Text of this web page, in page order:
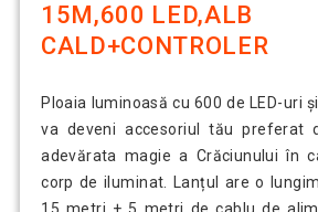
15M,600 LED,ALB
CALD+CONTROLER
Ploaia luminoasă cu 600 de LED-uri
va deveni accesoriul tău preferat
adevărata magie a Crăciunului în
corp de iluminat. Lanțul are o